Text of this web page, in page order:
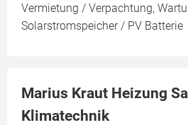
Vermietung / Verpachtung,
Solarstromspeicher / PV Batterie
Marius Kraut Heizung
Klimatechnik